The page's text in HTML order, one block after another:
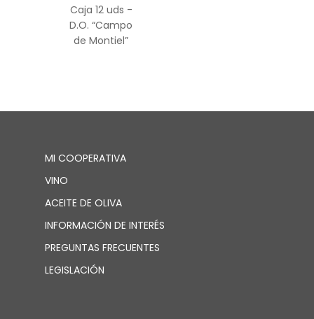
Caja 12 uds -
D.O. “Campo
de Montiel”
MI COOPERATIVA
VINO
ACEITE DE OLIVA
INFORMACIÓN DE INTERÉS
PREGUNTAS FRECUENTES
LEGISLACIÓN